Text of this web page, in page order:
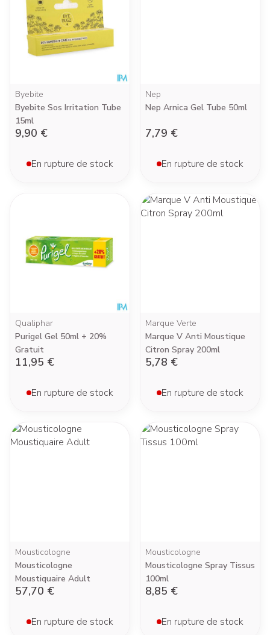
Byebite
Byebite Sos Irritation Tube
15ml
9,90 €
En rupture de stock
Nep
Nep Arnica Gel Tube 50ml
7,79 €
En rupture de stock
Qualiphar
Purigel Gel 50ml + 20%
Gratuit
11,95 €
En rupture de stock
Marque Verte
Marque V Anti Moustique
Citron Spray 200ml
5,78 €
En rupture de stock
Mousticologne
Mousticologne
Moustiquaire Adult
57,70 €
En rupture de stock
Mousticologne
Mousticologne Spray Tissus
100ml
8,85 €
En rupture de stock